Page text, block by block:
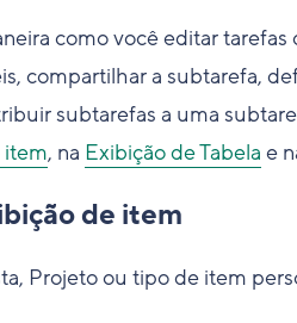
como você editar tarefas
compartilhar a subtarefa,
subtarefas a uma
item, na Exibição de Tabela e
de item
Projeto ou tipo de item